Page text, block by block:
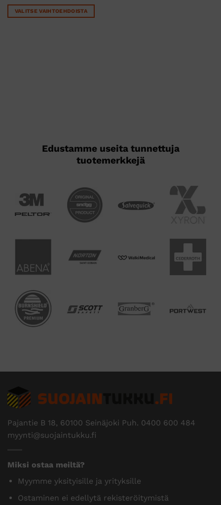
-
249,00 €
VALITSE VAIHTOEHDOISTA
Edustamme useita tunnettuja
tuotemerkkejä
Pajantie B 18, 60100 Seinäjoki Puh. 0400 600 484
myynti@suojaintukku.fi
Miksi ostaa meiltä?
Myymme yksityisille ja yrityksille
Ostaminen ei edellytä rekisteröitymistä